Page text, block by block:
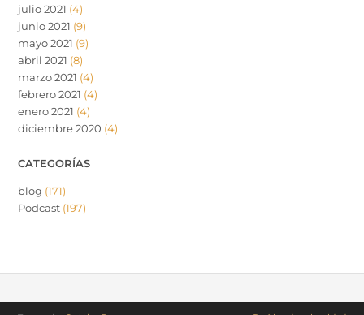
julio 2021 (4)
junio 2021 (9)
mayo 2021 (9)
abril 2021 (8)
marzo 2021 (4)
febrero 2021 (4)
enero 2021 (4)
diciembre 2020 (4)
CATEGORÍAS
blog (171)
Podcast (197)